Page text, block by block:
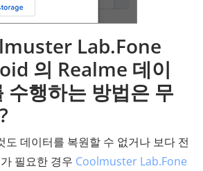
Lab.Fone
의 Realme 데이
수행하는 방법은 무
도 데이터를 복원할 수 없거나 보다 전
필요한 경우 Coolmuster Lab.Fone